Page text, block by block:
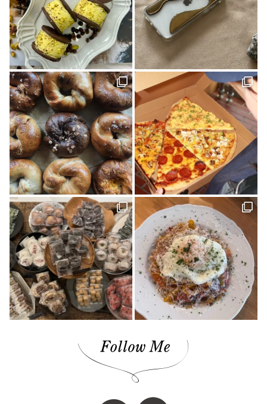
道後の地酒(1)
ホワイトニング(1) アップサイクルな家(1)
ガチャ(1)
個展(6)
しまなみ海道(1) VOL.11(6) 愛媛(14) パン(4)
バー(1)
久万高原町(2)
久万郷(1) 南国(1)
愛媛のイイモノを探しに(1)
四国西南地域(2)
エフマルシェ(1) 伊方町(2)
インテリア(1)
カレーパン(2)
VOL.07(1) 無人島キャンプ(1) クラフト(6)
カフェ(5)
創刊号(1)
マチボンvol.12(1) 自然(1) 大洲(1)
花と緑(1)
グッドモーニングファーム(1)
ハンター(2) ふるさと納税(1)
リメイク(1)
ポケモンカードゲーム(1)
しまなみを巡る旅(1) 見近島(1)
東温市(3)
人気ブロガー(2)
ハズミズム(2) 味な店(1)
D&DEPARTMENT(1)
きみとカイゴ(1)
湿原(1)
cocochi 藤岡萬建設 有限会社 一級建築士事務所(4)
スケジュール帳(1)
Sugomoru. 白石建設工業株式会社(1)
コラボ商品(2)
平岡 宏幸さん(1)
シンガーソングライター(1)
しまなみを巡るたび(2)
ケンブン(16)
大喫茶展(1) 外国人(1) SNAP(1)
松山(2)
ナガオカケンメイ(1)
きみとバンド(1) 花菖蒲(1) イベント(27)
手帳(1)
新日本建設 株式会社(1)
カリーゴッドスパイス(2)
母の日(1)
ちゃんゆ胃(1)
今治(2) マルシャ(6) 愛媛イベント(2)
ランチ(3)
マチボン高知(1)
Story of cheesecake.(1) マリメッコ(1)
介護(2)
西予(1)
山の学び舎 古岩屋(1) KURASU(1)
ジビエ料理(1)
スパイス探訪(2)
ギフト(3)
タグを削除: YODOSENサポーター YODOSENサポーター(1)
ほわいとファーム(4)
マルシェ(9) 隠れ家カフェ(1)
MACCHI(1)
愛媛のイイモノを探しに！(2)
石本藤雄(1) 愛媛県(1)
ヒロ建設工業(4)
岡村島(3)
民藝(3) アーキテクト工房 Pure(2)
素敵な暮らしを訪ねて(1)